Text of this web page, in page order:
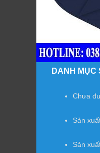
DANH MỤC
Chưa
Sản
Sản